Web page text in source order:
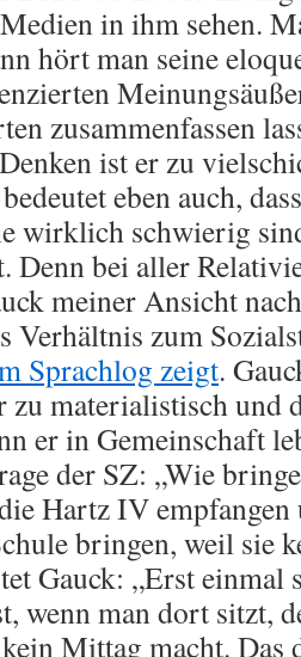
in ihm sehen.
hört man seine
zusammenfassen
ist er zu
eben auch,
wirklich schwierig
Denn bei aller
meiner Ansicht
Verhältnis zum
Sprachlog zeigt.
zu materialistisch und
er in Gemeinschaft
der SZ: „Wie
Hartz IV
bringen, weil sie
Gauck: „Erst einmal
wenn man dort sitzt,
Mittag macht. Das